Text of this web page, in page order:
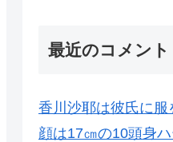
最近のコメント
香川沙耶は彼氏に服
顔は17㎝の10頭身